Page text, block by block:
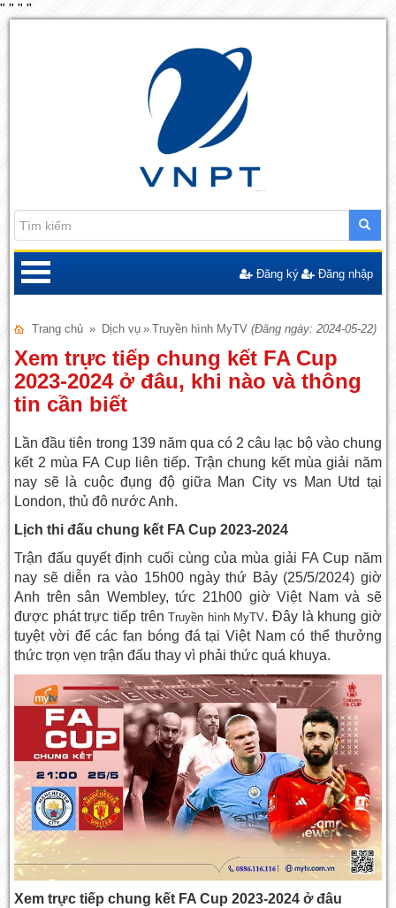
" " " "
Đăng ký Đăng nhập
Trang chủ » Dịch vụ » Truyền hình MyTV (Đăng ngày: 2024-05-22)
Xem trực tiếp chung kết FA Cup
2023-2024 ở đâu, khi nào và thông
tin cần biết
Lần đầu tiên trong 139 năm qua có 2 câu lạc bộ vào chung
kết 2 mùa FA Cup liên tiếp. Trận chung kết mùa giải năm
nay sẽ là cuộc đụng độ giữa Man City vs Man Utd tại
London, thủ đô nước Anh.
Lịch thi đấu chung kết FA Cup 2023-2024
Trận đấu quyết định cuối cùng của mùa giải FA Cup năm
nay sẽ diễn ra vào 15h00 ngày thứ Bảy (25/5/2024) giờ
Anh trên sân Wembley, tức 21h00 giờ Việt Nam và sẽ
được phát trực tiếp trênTruyền hình MyTV. Đây là khung giờ
tuyệt vời để các fan bóng đá tại Việt Nam có thể thưởng
thức trọn vẹn trận đấu thay vì phải thức quá khuya.
Xem trực tiếp chung kết FA Cup 2023-2024 ở đâu